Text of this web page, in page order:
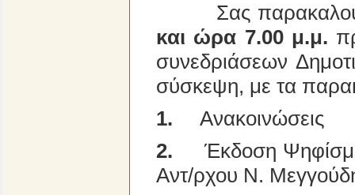
Σας
και ώρα 7.00 μ.μ.
συνεδριάσεων
σύσκεψη, με τα
1.
Ανακοινώσεις
2.
Έκδοση
Αντ/ρχου Ν.